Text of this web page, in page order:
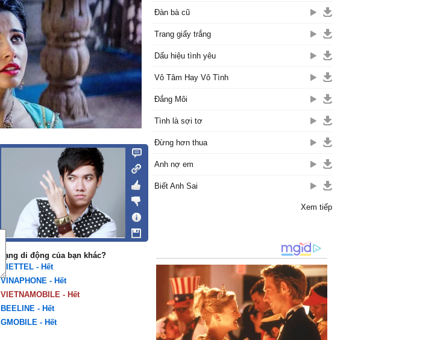
Mạng di động của bạn khác?
VIETTEL - Hết
VINAPHONE - Hết
VIETNAMOBILE - Hết
BEELINE - Hết
GMOBILE - Hết
Đàn bà cũ
Trang giấy trắng
Dấu hiệu tình yêu
Vô Tâm Hay Vô Tình
Đắng Môi
Tình là sợi tơ
Đừng hơn thua
Anh nợ em
Biết Anh Sai
Xem tiếp